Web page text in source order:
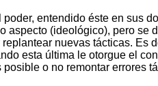
entendido éste en sus
(ideológico), pero
nuevas tácticas. Es
esta última le otorgue el
o no remontar errores